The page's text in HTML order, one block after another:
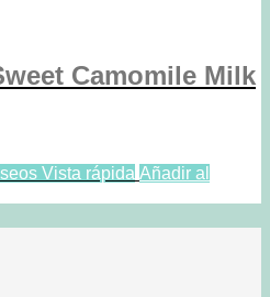
Camomile Milk
Vista rápida Añadir al